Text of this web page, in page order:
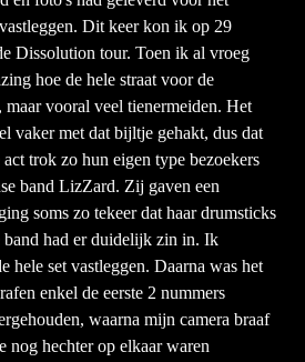
Dit keer kon ik op 29
Dissolution tour. Toen ik al vroeg
hoe de hele straat voor de
vooral veel tienermeiden. Het
vaker met dat bijltje gehakt, dus dat
trok zo hun eigen type bezoekers
band LizZard. Zij gaven een
soms zo tekeer dat haar drumsticks
band had er duidelijk zin in. Ik
hele set vastleggen. Daarna was het
enkel de eerste 2 nummers
waarna mijn camera braaf
nog hechter op elkaar waren